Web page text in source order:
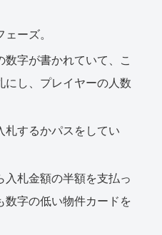
ーズ。
字が書かれていて、こ
にし、プレイヤーの人数
するかパスをしてい
札金額の半額を支払っ
数字の低い物件カードを